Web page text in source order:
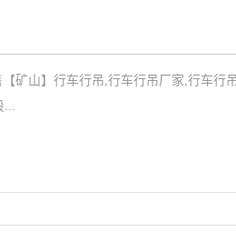
矿山】行车行吊,行车行吊厂家,行车行
...